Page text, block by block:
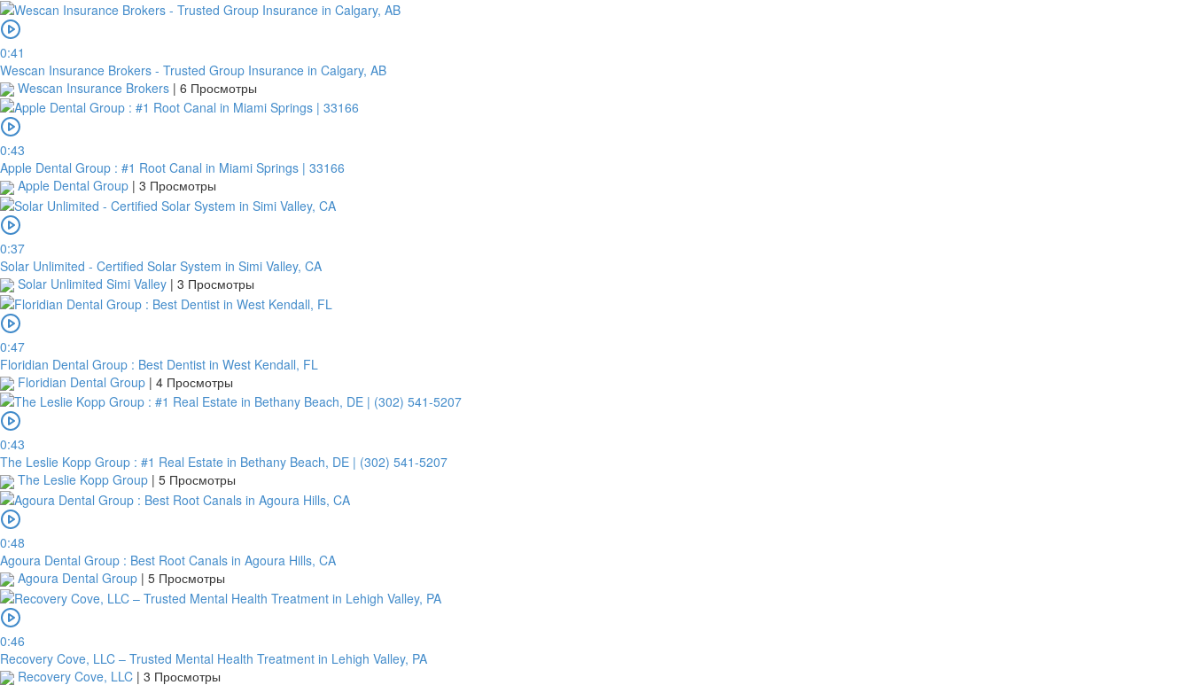
0:41
Wescan Insurance Brokers - Trusted Group Insurance in Calgary, AB
Wescan Insurance Brokers | 6 Просмотры
0:43
Apple Dental Group : #1 Root Canal in Miami Springs | 33166
Apple Dental Group | 3 Просмотры
0:37
Solar Unlimited - Certified Solar System in Simi Valley, CA
Solar Unlimited Simi Valley | 3 Просмотры
0:47
Floridian Dental Group : Best Dentist in West Kendall, FL
Floridian Dental Group | 4 Просмотры
0:43
The Leslie Kopp Group : #1 Real Estate in Bethany Beach, DE | (302) 541-5207
The Leslie Kopp Group | 5 Просмотры
0:48
Agoura Dental Group : Best Root Canals in Agoura Hills, CA
Agoura Dental Group | 5 Просмотры
0:46
Recovery Cove, LLC – Trusted Mental Health Treatment in Lehigh Valley, PA
Recovery Cove, LLC | 3 Просмотры